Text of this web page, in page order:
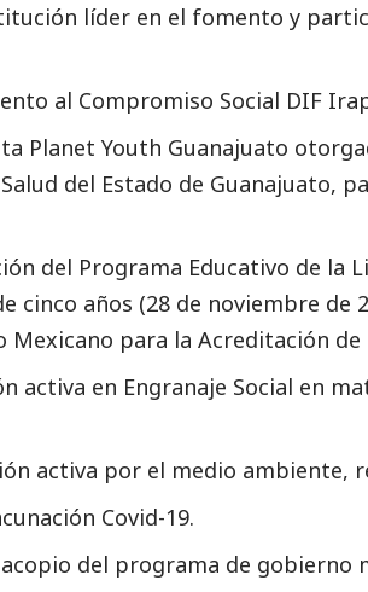
líder en el fomento y
al Compromiso Social DIF
Planet Youth Guanajuato
del Estado de Guanajuato,
del Programa Educativo de la
cinco años (28 de noviembre de
Mexicano para la Acreditación de
activa en Engranaje Social en
activa por el medio ambiente,
Covid-19.
del programa de gobierno